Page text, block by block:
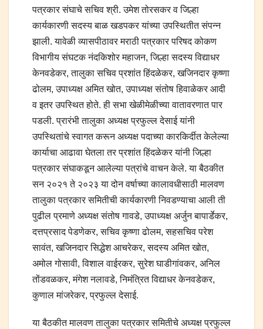
पत्रकार संघाचे सचिव श्री. उमेश तोरसकर व जिल्हा
कार्यकारणी सदस्य बाळ खडपकर यांच्या उपस्थितीत संपन्न
झाली. यावेळी व्यासपीठावर मराठी पत्रकार परिषद कोकण
विभागीय संघटक नंदकिशोर महाजन, जिल्हा सदस्य विद्याधर
केनवडेकर, तालुका सचिव प्रशांत हिंदळेकर, खजिनदार कृष्णा
ढोलम, उपाध्यक्ष अमित खोत, उपाध्यक्ष संतोष हिवाळेकर आदी
व इतर उपस्थित होते. ही सभा खेळीमेळीच्या वातावरणात पार
पडली. प्रारंभी तालुका अध्यक्ष प्रफुल्ल देसाई यांनी
उपस्थितांचे स्वागत करून अध्यक्ष पदाच्या कारकिर्दीत केलेल्या
कार्याचा आढावा घेतला तर प्रशांत हिंदळेकर यांनी जिल्हा
पत्रकार संघाकडून आलेल्या पत्रांचे वाचन केले. या बैठकीत
सन २०२१ ते २०२३ या दोन वर्षाच्या कालावधीसाठी मालवण
तालुका पत्रकार समितीची कार्यकारणी निवडण्याचा आली ती
पुढील प्रमाणे अध्यक्ष संतोष गावडे, उपाध्यक्ष अर्जुन बापार्डेकर,
दत्तप्रसाद पेडणेकर, सचिव कृष्णा ढोलम, सहसचिव परेश
सावंत, खजिनदार सिद्धेश आचरेकर, सदस्य अमित खोत,
अमोल गोसावी, विशाल वाईरकर, सुरेश घाडीगांवकर, अनिल
तोंडवळकर, मंगेश नलावडे, निमंत्रित विद्याधर केनवडेकर,
कुणाल मांजरेकर, प्रफुल्ल देसाई.
या बैठकीत मालवण तालुका पत्रकार समितीचे अध्यक्ष प्रफुल्ल